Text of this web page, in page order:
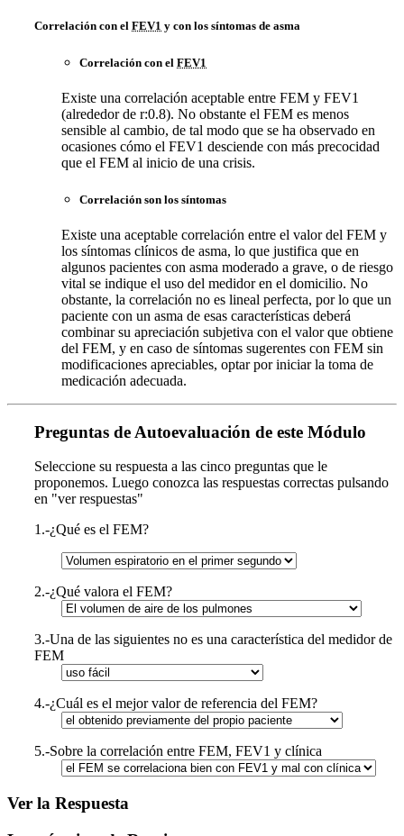
Correlación con el FEV1 y con los síntomas de asma
Correlación con el FEV1
Existe una correlación aceptable entre FEM y FEV1
(alrededor de r:0.8). No obstante el FEM es menos
sensible al cambio, de tal modo que se ha observado en
ocasiones cómo el FEV1 desciende con más precocidad
que el FEM al inicio de una crisis.
Correlación son los síntomas
Existe una aceptable correlación entre el valor del FEM y
los síntomas clínicos de asma, lo que justifica que en
algunos pacientes con asma moderado a grave, o de riesgo
vital se indique el uso del medidor en el domicilio. No
obstante, la correlación no es lineal perfecta, por lo que un
paciente con un asma de esas características deberá
combinar su apreciación subjetiva con el valor que obtiene
del FEM, y en caso de síntomas sugerentes con FEM sin
modificaciones apreciables, optar por iniciar la toma de
medicación adecuada.
Preguntas de Autoevaluación de este Módulo
Seleccione su respuesta a las cinco preguntas que le
proponemos. Luego conozca las respuestas correctas pulsando
en "ver respuestas"
1.-¿Qué es el FEM?
2.-¿Qué valora el FEM?
3.-Una de las siguientes no es una característica del medidor de
FEM
4.-¿Cuál es el mejor valor de referencia del FEM?
5.-Sobre la correlación entre FEM, FEV1 y clínica
Ver la Respuesta